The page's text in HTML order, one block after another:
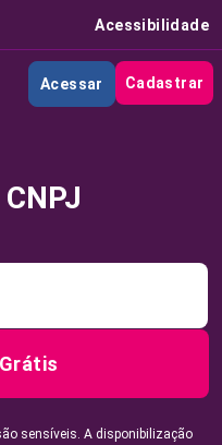
Acessibilidade
Acessar Cadastrar
sensíveis. A disponibilização